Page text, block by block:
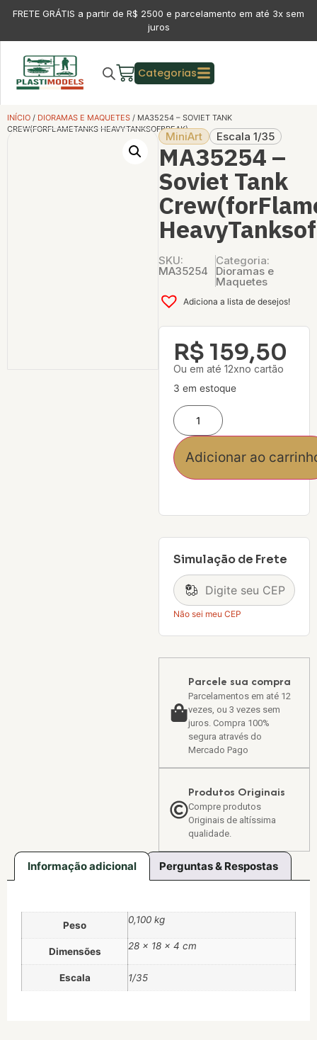
FRETE GRÁTIS a partir de R$ 2500 e parcelamento em até 3x sem
juros
Categorias
INÍCIO / DIORAMAS E MAQUETES / MA35254 – SOVIET TANK
CREW(FORFLAMETANKS HEAVYTANKSOFBREAK)
MiniArt Escala 1/35
MA35254 –
Soviet Tank
SKU:
MA35254
Categoria:
Dioramas e
Maquetes
Adiciona a lista de desejos!
R$ 159,50
Ou em até 12xno cartão
3 em estoque
Adicionar ao
Simulação de Frete
Não sei meu CEP
Parcele sua compra
Parcelamentos em até 12
vezes, ou 3 vezes sem
juros. Compra 100%
segura através do
Mercado Pago
Produtos Originais
Compre produtos
Originais de altíssima
qualidade.
Informação adicional Perguntas & Respostas
Peso 0,100 kg
Dimensões 28 × 18 × 4 cm
Escala 1/35